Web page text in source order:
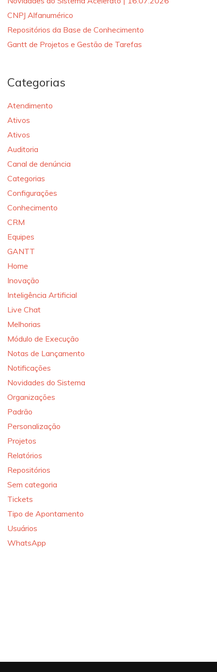
CNPJ Alfanumérico
Repositórios da Base de Conhecimento
Gantt de Projetos e Gestão de Tarefas
Categorias
Atendimento
Ativos
Ativos
Auditoria
Canal de denúncia
Categorias
Configurações
Conhecimento
CRM
Equipes
GANTT
Home
Inovação
Inteligência Artificial
Live Chat
Melhorias
Módulo de Execução
Notas de Lançamento
Notificações
Novidades do Sistema
Organizações
Padrão
Personalização
Projetos
Relatórios
Repositórios
Sem categoria
Tickets
Tipo de Apontamento
Usuários
WhatsApp